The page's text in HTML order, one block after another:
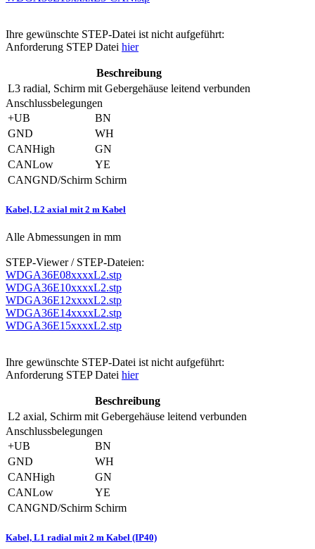
Ihre gewünschte STEP-Datei ist nicht aufgeführt:
Anforderung STEP Datei hier
Beschreibung
L3 radial, Schirm mit Gebergehäuse leitend verbunden
Anschlussbelegungen
+UB
BN
GND
WH
CANHigh
GN
CANLow
YE
CANGND/Schirm Schirm
Kabel, L2 axial mit 2 m Kabel
Alle Abmessungen in mm
STEP-Viewer / STEP-Dateien:
WDGA36E08xxxxL2.stp
WDGA36E10xxxxL2.stp
WDGA36E12xxxxL2.stp
WDGA36E14xxxxL2.stp
WDGA36E15xxxxL2.stp
Ihre gewünschte STEP-Datei ist nicht aufgeführt:
Anforderung STEP Datei hier
Beschreibung
L2 axial, Schirm mit Gebergehäuse leitend verbunden
Anschlussbelegungen
+UB
BN
GND
WH
CANHigh
GN
CANLow
YE
CANGND/Schirm Schirm
Kabel, L1 radial mit 2 m Kabel (IP40)